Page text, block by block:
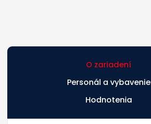
O zariadení
Personál a vybavenie
Hodnotenia